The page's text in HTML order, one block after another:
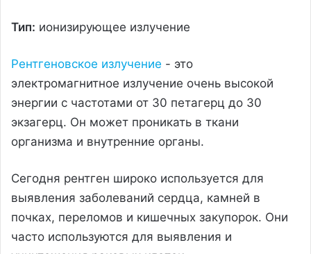
Тип: ионизирующее излучение
Рентгеновское излучение - это
электромагнитное излучение очень высокой
энергии с частотами от 30 петагерц до 30
экзагерц. Он может проникать в ткани
организма и внутренние органы.
Сегодня рентген широко используется для
выявления заболеваний сердца, камней в
почках, переломов и кишечных закупорок. Они
часто используются для выявления и